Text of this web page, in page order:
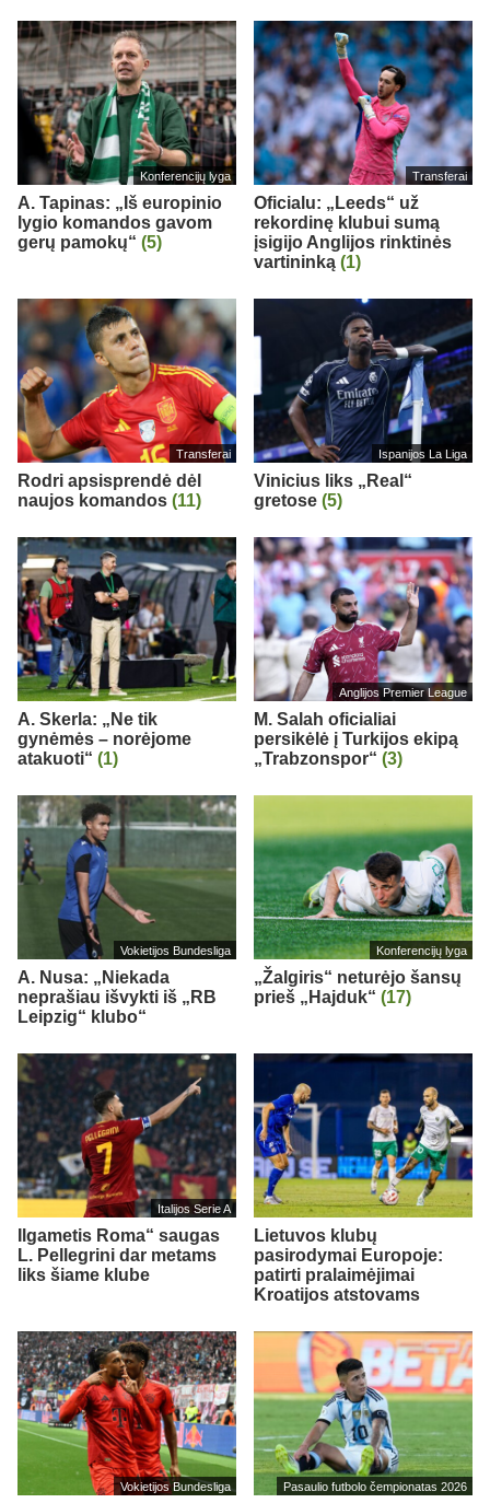
Konferencijų lyga
A. Tapinas: „Iš europinio
lygio komandos gavom
gerų pamokų“ (5)
Transferai
Oficialu: „Leeds“ už
rekordinę klubui sumą
įsigijo Anglijos rinktinės
vartininką (1)
Transferai
Rodri apsisprendė dėl
naujos komandos (11)
Ispanijos La Liga
Vinicius liks „Real“
gretose (5)
A. Skerla: „Ne tik
gynėmės – norėjome
atakuoti“ (1)
Anglijos Premier League
M. Salah oficialiai
persikėlė į Turkijos ekipą
„Trabzonspor“ (3)
Vokietijos Bundesliga
A. Nusa: „Niekada
neprašiau išvykti iš „RB
Leipzig“ klubo“
Konferencijų lyga
„Žalgiris“ neturėjo šansų
prieš „Hajduk“ (17)
Italijos Serie A
Ilgametis Roma“ saugas
L. Pellegrini dar metams
liks šiame klube
Lietuvos klubų
pasirodymai Europoje:
patirti pralaimėjimai
Kroatijos atstovams
Vokietijos Bundesliga Pasaulio futbolo čempionatas 2026